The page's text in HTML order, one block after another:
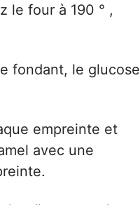
le four à 190 ° ,
fondant, le glucose
empreinte et
avec une